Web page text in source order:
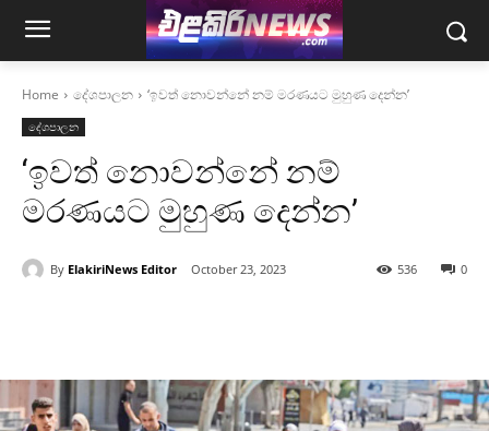
Home දේශපාලන ‘ඉවත් නොවන්නේ නම් මරණයට මුහුණ දෙන්න’
දේශපාලන
‘ඉවත් නොවන්නේ නම්
මරණයට මුහුණ දෙන්න’
By ElakiriNews Editor October 23, 2023 0
536